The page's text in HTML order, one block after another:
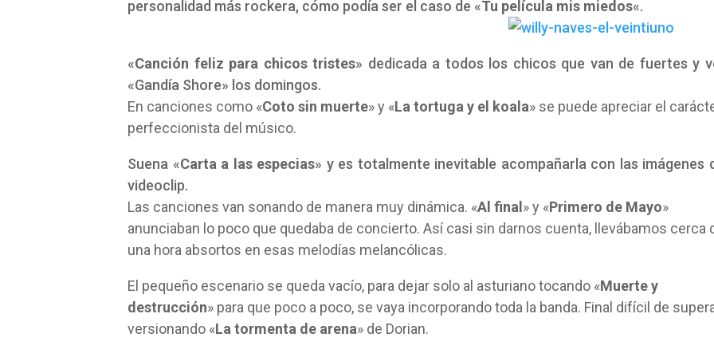
personalidad más rockera, cómo podía ser el caso de «Tu película mis miedos«.
«Canción feliz para chicos tristes» dedicada a todos los chicos que van de fuertes y
«Gandía Shore» los domingos.
En canciones como «Coto sin muerte» y «La tortuga y el koala» se puede apreciar el
perfeccionista del músico.
Suena «Carta a las especias» y es totalmente inevitable acompañarla con las imágenes
videoclip.
Las canciones van sonando de manera muy dinámica. «Al final » y «Primero de Mayo»
anunciaban lo poco que quedaba de concierto. Así casi sin darnos cuenta, llevábamos cerca
una hora absortos en esas melodías melancólicas.
El pequeño escenario se queda vacío, para dejar solo al asturiano tocando «Muerte y
destrucción» para que poco a poco, se vaya incorporando toda la banda. Final difícil de
versionando «La tormenta de arena» de Dorian.